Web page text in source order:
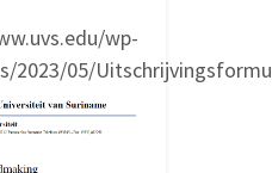
wp-
2023/05/